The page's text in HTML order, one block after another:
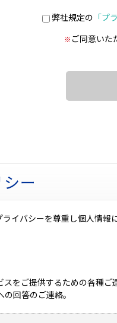
弊社規定の 「プ
※ ご同意いた
ー
イバシーを尊重し個人情
をご提供するための各種ご
回答のご連絡。